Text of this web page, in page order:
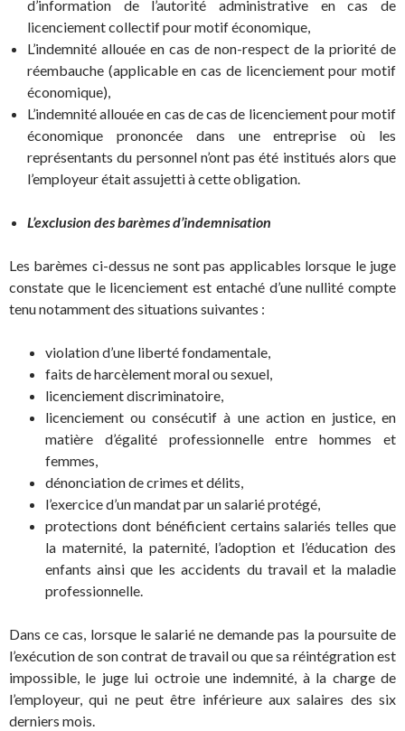
d’information de l’autorité administrative en cas de
licenciement collectif pour motif économique,
L’indemnité allouée en cas de non-respect de la priorité de
réembauche (applicable en cas de licenciement pour motif
économique),
L’indemnité allouée en cas de cas de licenciement pour motif
économique prononcée dans une entreprise où les
représentants du personnel n’ont pas été institués alors que
l’employeur était assujetti à cette obligation.
L’exclusion des barèmes d’indemnisation
Les barèmes ci-dessus ne sont pas applicables lorsque le juge
constate que le licenciement est entaché d’une nullité compte
tenu notamment des situations suivantes :
violation d’une liberté fondamentale,
faits de harcèlement moral ou sexuel,
licenciement discriminatoire,
licenciement ou consécutif à une action en justice, en
matière d’égalité professionnelle entre hommes et
femmes,
dénonciation de crimes et délits,
l’exercice d’un mandat par un salarié protégé,
protections dont bénéficient certains salariés telles que
la maternité, la paternité, l’adoption et l’éducation des
enfants ainsi que les accidents du travail et la maladie
professionnelle.
Dans ce cas, lorsque le salarié ne demande pas la poursuite de
l’exécution de son contrat de travail ou que sa réintégration est
impossible, le juge lui octroie une indemnité, à la charge de
l’employeur, qui ne peut être inférieure aux salaires des six
derniers mois.